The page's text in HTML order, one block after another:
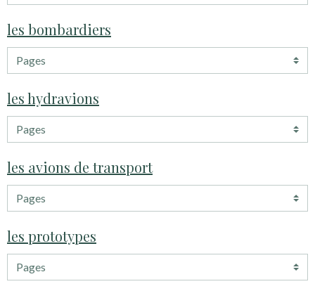
les bombardiers
les hydravions
les avions de transport
les prototypes